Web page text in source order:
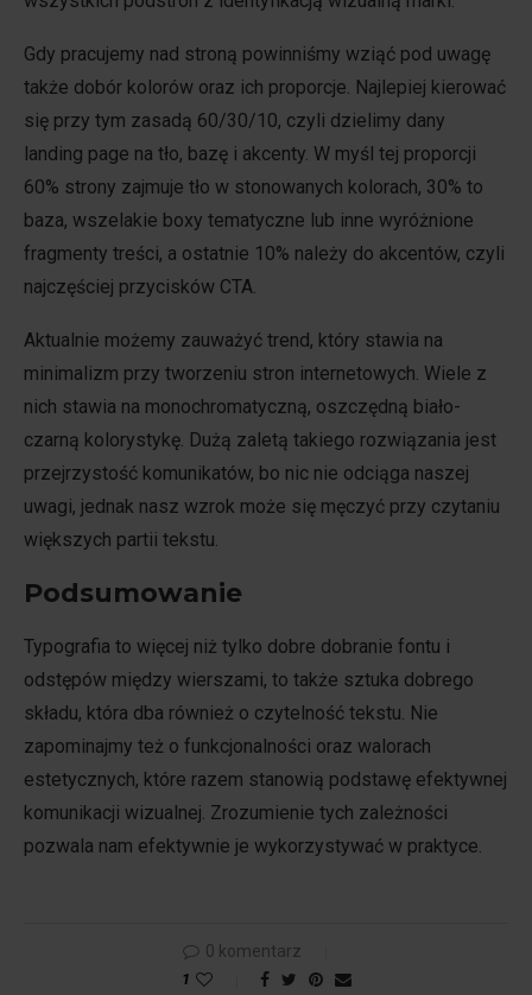
Gdy pracujemy nad stroną powinniśmy wziąć pod uwagę
także dobór kolorów oraz ich proporcje. Najlepiej kierować
się przy tym zasadą 60/30/10, czyli dzielimy dany
landing page na tło, bazę i akcenty. W myśl tej proporcji
60% strony zajmuje tło w stonowanych kolorach, 30% to
baza, wszelakie boxy tematyczne lub inne wyróżnione
fragmenty treści, a ostatnie 10% należy do akcentów, czyli
najczęściej przycisków CTA.
Aktualnie możemy zauważyć trend, który stawia na
minimalizm przy tworzeniu stron internetowych. Wiele z
nich stawia na monochromatyczną, oszczędną biało-
czarną kolorystykę. Dużą zaletą takiego rozwiązania jest
przejrzystość komunikatów, bo nic nie odciąga naszej
uwagi, jednak nasz wzrok może się męczyć przy czytaniu
większych partii tekstu.
Podsumowanie
Typografia to więcej niż tylko dobre dobranie fontu i
odstępów między wierszami, to także sztuka dobrego
składu, która dba również o czytelność tekstu. Nie
zapominajmy też o funkcjonalności oraz walorach
estetycznych, które razem stanowią podstawę efektywnej
komunikacji wizualnej. Zrozumienie tych zależności
pozwala nam efektywnie je wykorzystywać w praktyce.
0 komentarz
1